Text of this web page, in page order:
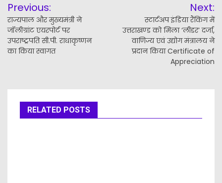
navigation
Previous:
राज्यपाल और मुख्यमंत्री ने
जॉलीग्रांट एयरपोर्ट पर
उपराष्ट्रपति सी.पी. राधाकृष्णन
का किया स्वागत
Next:
स्टार्टअप इंडिया रैंकिंग में
उत्तराखण्ड को मिला ‘लीडर’ दर्जा,
वाणिज्य एवं उद्योग मंत्रालय ने
प्रदान किया Certificate of
Appreciation
RELATED POSTS